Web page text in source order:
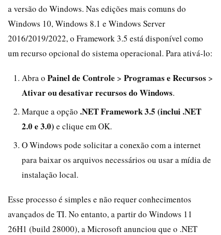
a versão do Windows. Nas edições mais comuns do
Windows 10, Windows 8.1 e Windows Server
2016/2019/2022, o Framework 3.5 está disponível como
um recurso opcional do sistema operacional. Para ativá-lo:
Abra o Painel de Controle > Programas e Recursos >
Ativar ou desativar recursos do Windows.
Marque a opção .NET Framework 3.5 (inclui .NET
2.0 e 3.0) e clique em OK.
O Windows pode solicitar a conexão com a internet
para baixar os arquivos necessários ou usar a mídia de
instalação local.
Esse processo é simples e não requer conhecimentos
avançados de TI. No entanto, a partir do Windows 11
26H1 (build 28000), a Microsoft anunciou que o .NET